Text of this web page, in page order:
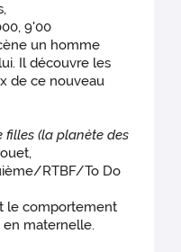
9'00
un homme
Il découvre les
de ce nouveau
filles (la planète des
RTBF/To Do
le comportement
maternelle.